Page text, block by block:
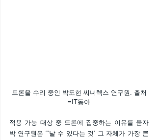
드론을 수리 중인 박도현 씨너렉스 연구원. 출처
=IT동아
적용 가능 대상 중 드론에 집중하는 이유를 묻자
박 연구원은 “‘날 수 있다는 것’ 그 자체가 가장 큰